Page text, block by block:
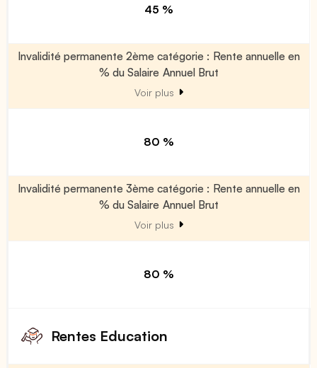
45 %
Invalidité permanente 2ème catégorie : Rente annuelle en
% du Salaire Annuel Brut
Voir plus
80 %
Invalidité permanente 3ème catégorie : Rente annuelle en
% du Salaire Annuel Brut
Voir plus
80 %
Rentes Education